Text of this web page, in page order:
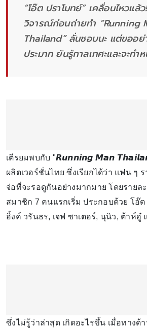
“โอ๊ต ปราโมทย์” เคลื่อนไหวแล้
วิจารณ์ก่อนถ่ายทำ “Running
Thailand” ลั่นชอบนะ แต่ขออ
ประมาท ยันรู้กาลเทศะและจะทำ
เตีรยมพบกับ "𝙍𝙪𝙣𝙣𝙞𝙣𝙜 𝙈𝙖𝙣
ผลิตเวอร์ชั่นไทย ซึ่งเรียกได้ว่า แฟน ๆ
จ่อที่จะรอดูกันอย่างมากมาย โดยรายล
สมาชิก 7 คนแรกเริ่ม ประกอบด้วย โอ๊ต
อิ้งค์ วรันธร, เจฟ ซาเตอร์, นุนิว, ต้าห์อู๋
ซึ่งไม่รู้ว่าล่าสุด เกิดอะไรขึ้น เมื่อทางด้